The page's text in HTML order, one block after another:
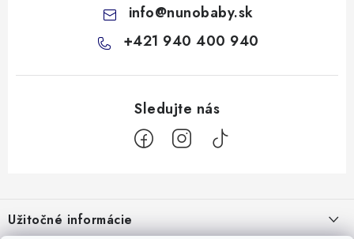
info@nunobaby.sk
+421 940 400 940
pUžitočné informácie